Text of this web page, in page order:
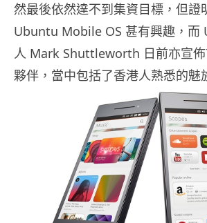
然最後依然達不到集資目標，但證
Ubuntu Mobile OS 甚有興趣，而
人 Mark Shuttleworth 日前亦宣
夥伴，當中包括了香港人熟悉的魅